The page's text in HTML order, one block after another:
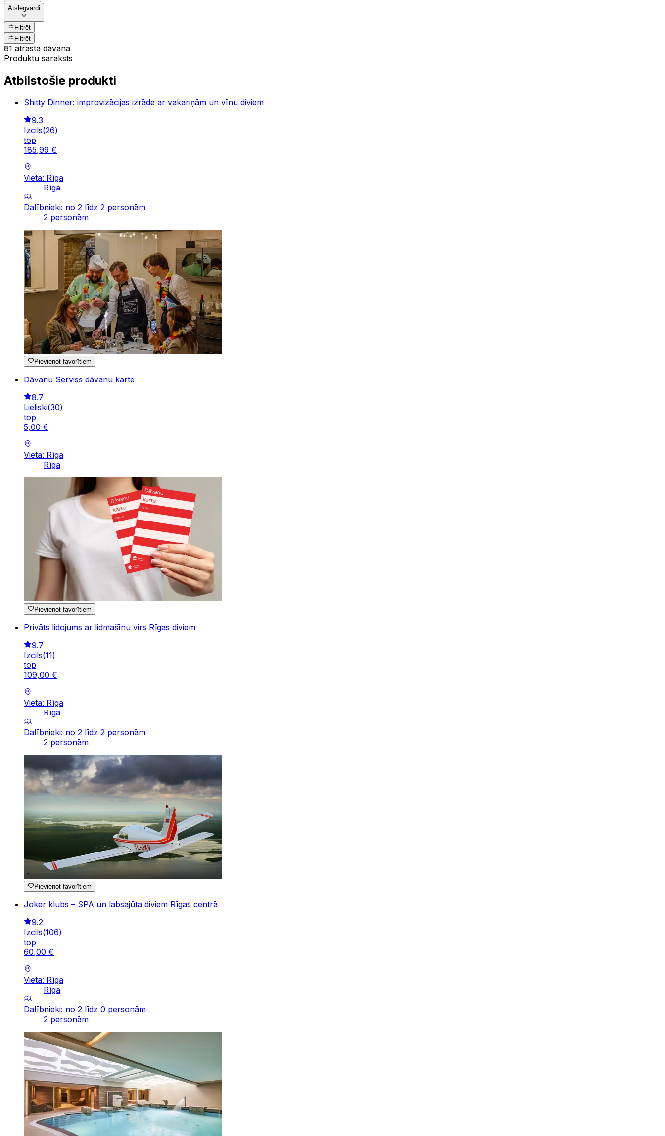
Atslēgvārdi
Filtrēt
Filtrēt
81 atrasta dāvana
Produktu saraksts
Atbilstošie produkti
Shitty Dinner: improvizācijas izrāde ar vakariņām un vīnu diviem
9.3
Izcils(26)
top
185,99 €
Vieta: Rīga
Rīga
Dalībnieki: no 2 līdz 2 personām
2 personām
Pievienot favorītiem
Dāvanu Serviss dāvanu karte
8.7
Lieliski(30)
top
5,00 €
Vieta: Rīga
Rīga
Pievienot favorītiem
Privāts lidojums ar lidmašīnu virs Rīgas diviem
9.7
Izcils(11)
top
109,00 €
Vieta: Rīga
Rīga
Dalībnieki: no 2 līdz 2 personām
2 personām
Pievienot favorītiem
Joker klubs – SPA un labsajūta diviem Rīgas centrā
9.2
Izcils(106)
top
60,00 €
Vieta: Rīga
Rīga
Dalībnieki: no 2 līdz 0 personām
2 personām